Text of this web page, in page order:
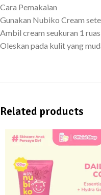
Cara Pemakaian
Gunakan Nubiko Cream
Ambil cream seukuran 1
Oleskan pada kulit yang
Related products